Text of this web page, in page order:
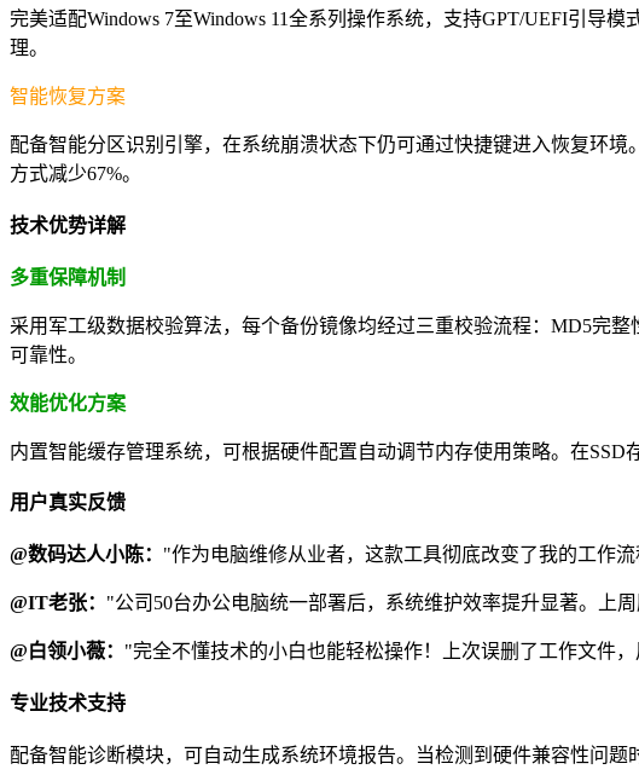
完美适配Windows 7至Windows 11全系列操作系统，支持GPT/UEFI引导
理。
智能恢复方案
配备智能分区识别引擎，在系统崩溃状态下仍可通过快捷键进入恢复环
方式减少67%。
技术优势详解
多重保障机制
采用军工级数据校验算法，每个备份镜像均经过三重校验流程：MD5完
可靠性。
效能优化方案
内置智能缓存管理系统，可根据硬件配置自动调节内存使用策略。在
用户真实反馈
@数码达人小陈： "作为电脑维修从业者，这款工具彻底改变了我的工作
@IT老张： "公司50台办公电脑统一部署后，系统维护效率提升显著。上
@白领小薇： "完全不懂技术的小白也能轻松操作！上次误删了工作文件
专业技术支持
配备智能诊断模块，可自动生成系统环境报告。当检测到硬件兼容性问